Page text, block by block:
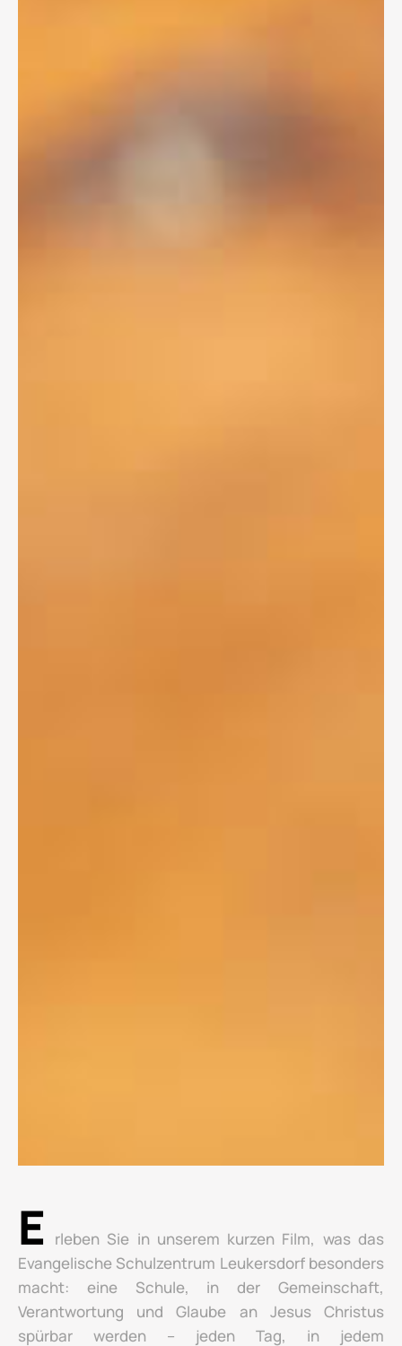
E
rleben Sie in unserem kurzen Film, was das
Evangelische Schulzentrum Leukersdorf besonders
macht: eine Schule, in der Gemeinschaft,
Verantwortung und Glaube an Jesus Christus
spürbar werden – jeden Tag, in jedem